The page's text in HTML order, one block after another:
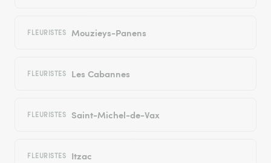
FLEURISTES Mouzieys-Panens
FLEURISTES Les Cabannes
FLEURISTES Saint-Michel-de-Vax
FLEURISTES Itzac